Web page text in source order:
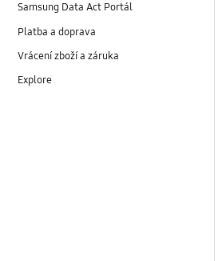
Samsung Data Act Portál
Platba a doprava
Vrácení zboží a záruka
Explore